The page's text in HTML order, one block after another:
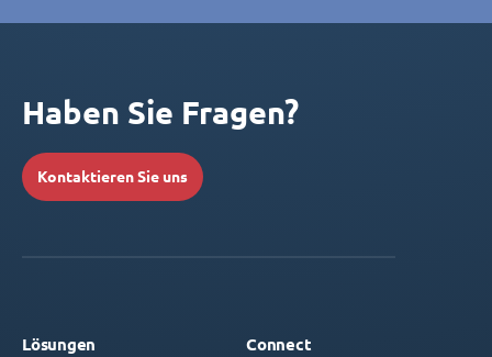
Haben Sie Fragen?
Kontaktieren Sie uns
Lösungen Connect